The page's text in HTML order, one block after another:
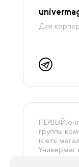
Для
группы
(сеть
Универмаг